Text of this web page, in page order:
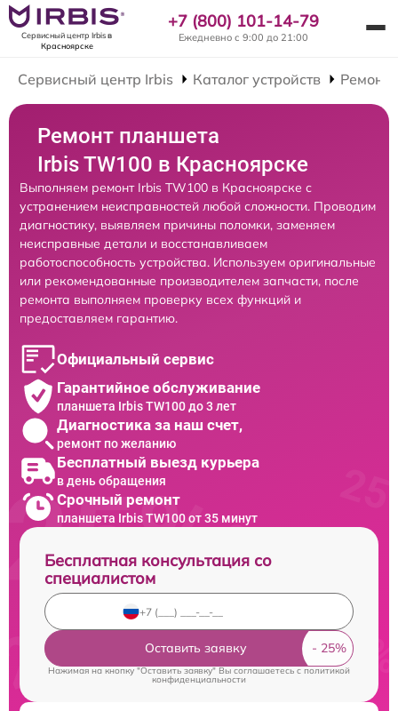
Сервисный центр Irbisв
Красноярске
+7 (800) 101-14-79
Ежедневно с 9:00 до 21:00
Сервисный центр Irbis Каталог устройств Ремонт
Ремонт планшета
Irbis TW100 в Красноярске
Выполняем ремонт Irbis TW100 в Красноярске с
устранением неисправностей любой сложности. Проводим
диагностику, выявляем причины поломки, заменяем
неисправные детали и восстанавливаем
работоспособность устройства. Используем оригинальные
или рекомендованные производителем запчасти, после
ремонта выполняем проверку всех функций и
предоставляем гарантию.
Официальный сервис
Гарантийное обслуживание
планшета Irbis TW100 до 3 лет
Диагностика за наш счет,
ремонт по желанию
Бесплатный выезд курьера
в день обращения
Срочный ремонт
планшета Irbis TW100 от 35 минут
Бесплатная консультация со
специалистом
Оставить заявку
Нажимая на кнопку "Оставить заявку" Вы соглашаетесь c политикой
конфиденциальности